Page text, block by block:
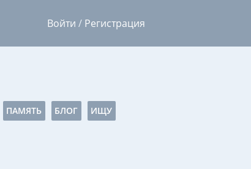
Войти / Регистрация
ПАМЯТЬ БЛОГ ИЩУ